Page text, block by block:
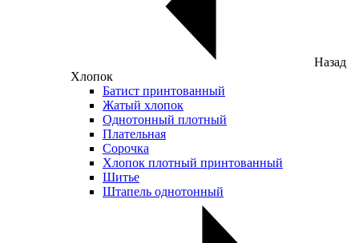
Назад
Хлопок
Батист принтованный
Жатый хлопок
Однотонный плотный
Плательная
Сорочка
Хлопок плотный принтованный
Шитье
Штапель однотонный